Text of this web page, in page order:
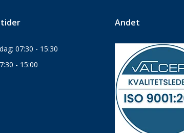
07:30 - 15:30
- 15:00
Andet